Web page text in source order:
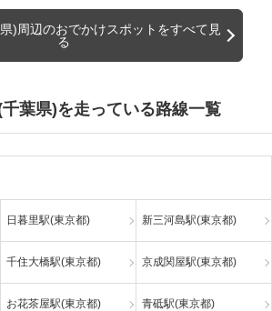
)周辺のおでかけスポットをすべて見
る
葉県)を走っている路線一覧
日暮里駅(東京都) 新三河島駅(東京都)
千住大橋駅(東京都) 京成関屋駅(東京都)
お花茶屋駅(東京都) 青砥駅(東京都)